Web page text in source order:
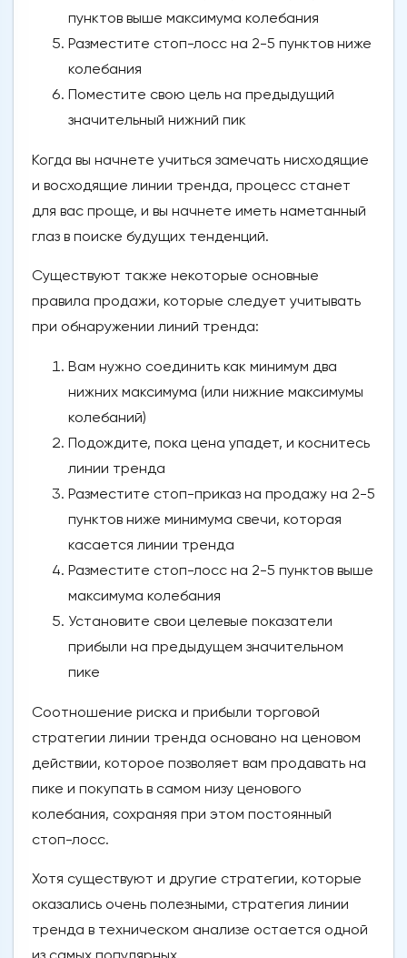
пунктов выше максимума колебания
Разместите стоп-лосс на 2-5 пунктов ниже
колебания
Поместите свою цель на предыдущий
значительный нижний пик
Когда вы начнете учиться замечать нисходящие
и восходящие линии тренда, процесс станет
для вас проще, и вы начнете иметь наметанный
глаз в поиске будущих тенденций.
Существуют также некоторые основные
правила продажи, которые следует учитывать
при обнаружении линий тренда:
Вам нужно соединить как минимум два
нижних максимума (или нижние максимумы
колебаний)
Подождите, пока цена упадет, и коснитесь
линии тренда
Разместите стоп-приказ на продажу на 2-5
пунктов ниже минимума свечи, которая
касается линии тренда
Разместите стоп-лосс на 2-5 пунктов выше
максимума колебания
Установите свои целевые показатели
прибыли на предыдущем значительном
пике
Соотношение риска и прибыли торговой
стратегии линии тренда основано на ценовом
действии, которое позволяет вам продавать на
пике и покупать в самом низу ценового
колебания, сохраняя при этом постоянный
стоп-лосс.
Хотя существуют и другие стратегии, которые
оказались очень полезными, стратегия линии
тренда в техническом анализе остается одной